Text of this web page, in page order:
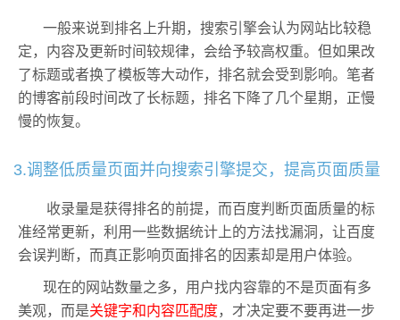
一般来说到排名上升期，搜索引擎会认为网站比较稳
定，内容及更新时间较规律，会给予较高权重。但如果改
了标题或者换了模板等大动作，排名就会受到影响。笔者
的博客前段时间改了长标题，排名下降了几个星期，正慢
慢的恢复。
3.调整低质量页面并向搜索引擎提交，提高页面质量
收录量是获得排名的前提，而百度判断页面质量的标
准经常更新，利用一些数据统计上的方法找漏洞，让百度
会误判断，而真正影响页面排名的因素却是用户体验。
现在的网站数量之多，用户找内容靠的不是页面有多
美观，而是关键字和内容匹配度，才决定要不要再进一步